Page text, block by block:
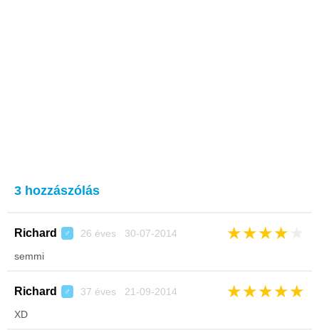
3 hozzászólás
Richard ♂ 26 éves 30-07-2014 ★★★★
semmi
Richard ♂ 37 éves 21-09-2014 ★★★★★
XD